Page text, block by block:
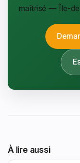
maîtrisé — Île-
À lire aussi